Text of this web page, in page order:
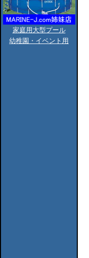
家庭用大型プール
幼稚園・イベント用